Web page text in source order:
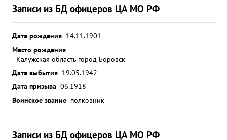
Записи из БД офицеров ЦА МО РФ
Дата рождения 14.11.1901
Место рождения
Калужская область город Боровск
Дата выбытия 19.05.1942
Дата призыва 06.1918
Воинское звание полковник
Записи из БД офицеров ЦА МО РФ